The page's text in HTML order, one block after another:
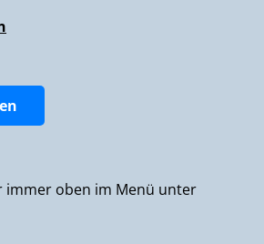
immer oben im Menü unter